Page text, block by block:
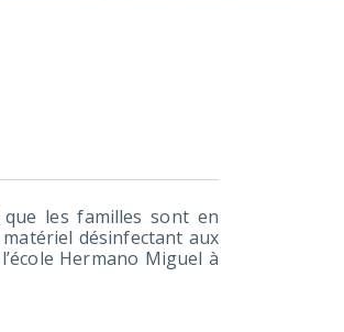
les familles sont en
désinfectant aux
Hermano Miguel à